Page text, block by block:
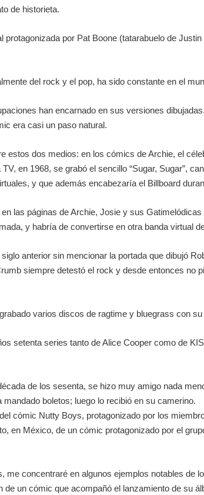
de historieta.
por Pat Boone (tatarabuelo de
del rock y el pop, ha sido constante en el
han encarnado en sus versiones
era casi un paso natural.
estos dos medios: en los cómics de Archie, el
en 1968, se grabó el sencillo “Sugar, Sugar”,
y que además encabezaría el Billboard
las páginas de Archie, Josie y sus
y habría de convertirse en otra banda virtual
anterior sin mencionar la portada que dibujó
siempre detestó el rock y desde entonces no
varios discos de ragtime y bluegrass con
setenta series tanto de Alice Cooper como de
de los sesenta, se hizo muy amigo nada
boletos; luego lo recibió en su camerino.
cómic Nutty Boys, protagonizado por los
en México, de un cómic protagonizado por el
concentraré en algunos ejemplos notables de
un cómic que acompañó el lanzamiento de su